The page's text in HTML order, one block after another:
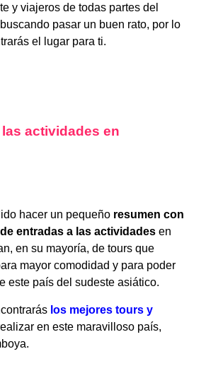
y viajeros de todas partes del
pasar un buen rato, por lo
el lugar para ti.
actividades en
hacer un pequeño resumen con
entradas a las actividades en
en su mayoría, de tours que
mayor comodidad y para poder
este país del sudeste asiático.
los mejores tours y
en este maravilloso país,